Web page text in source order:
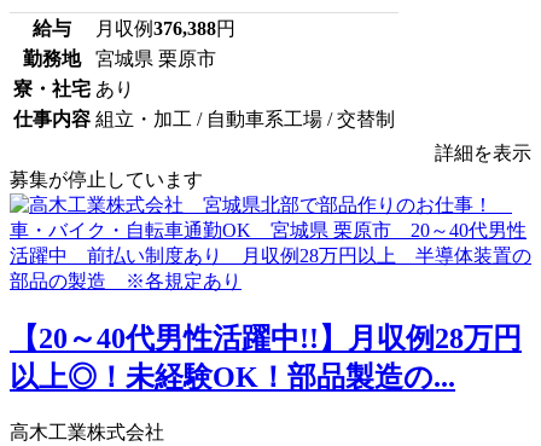
給与 月収例376,388円
勤務地
宮城県 栗原市
寮・社宅 あり
仕事内容 組立・加工 / 自動車系工場 / 交替制
詳細を表示
募集が停止しています
【20～40代男性活躍中!!】月収例28万円
以上◎！未経験OK！部品製造の...
高木工業株式会社